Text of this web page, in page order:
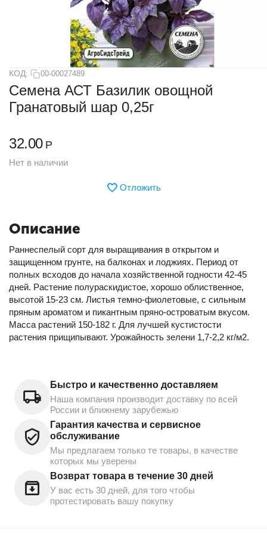
КОД: 00-00027489
Семена АСТ Базилик овощной
Гранатовый шар 0,25г
32.00 Р
Нет в наличии
Отложить
Описание
Раннеспелый сорт для выращивания в открытом и
защищенном грунте, на балконах и лоджиях. Период от
полных всходов до начала хозяйственной годности 42-45
дней. Растение полураскидистое, хорошо облиственное,
высотой 15-23 см. Листья темно-фиолетовые, с сильным
пряным ароматом и пикантным пряно-островатым вкусом.
Масса растений 150-182 г. Для лучшей кустистости
растения прищипывают. Урожайность зелени 1,7-2,2 кг/м2.
Быстро и качественно доставляем
Наша компания производит доставку по всей
России и ближнему зарубежью
Гарантия качества и сервисное
обслуживание
Мы предлагаем только те товары, в качестве
которых мы уверены
Возврат товара в течение 30 дней
У вас есть 30 дней, для того чтобы
протестировать вашу покупку